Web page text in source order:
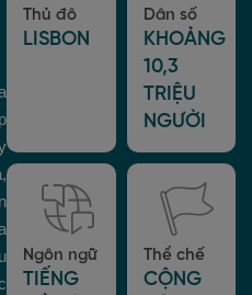
Thủ đô
LISBON
Dân số
KHOẢNG
10,3
TRIỆU
NGƯỜI
Ngôn ngữ
TIẾNG
Thể chế
CỘNG